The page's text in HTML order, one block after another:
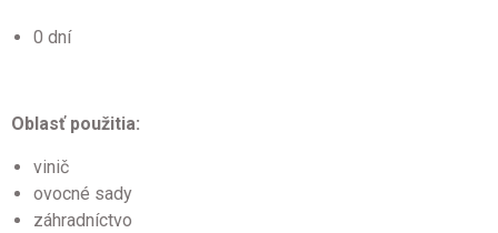
0 dní
Oblasť použitia:
vinič
ovocné sady
záhradníctvo